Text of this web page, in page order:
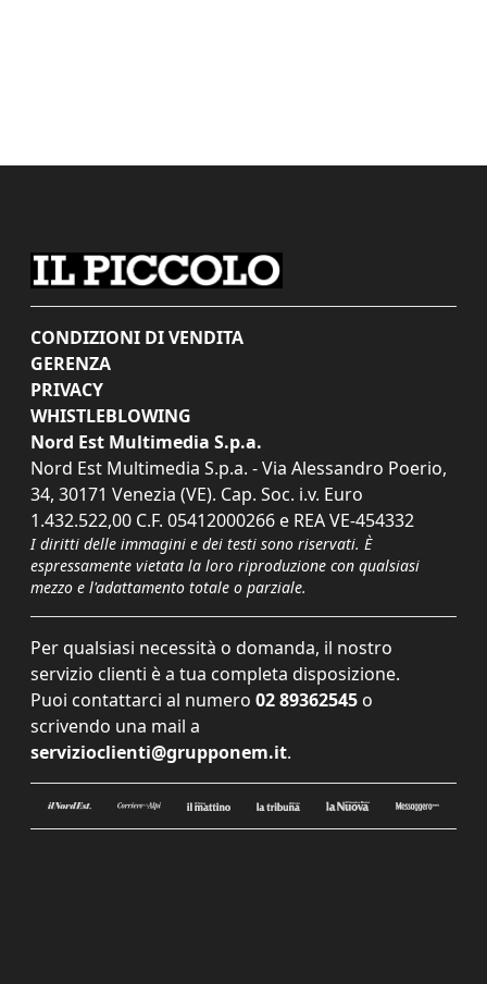
CONDIZIONI DI VENDITA
GERENZA
PRIVACY
WHISTLEBLOWING
Nord Est Multimedia S.p.a.
Nord Est Multimedia S.p.a. - Via Alessandro Poerio,
34, 30171 Venezia (VE). Cap. Soc. i.v. Euro
1.432.522,00 C.F. 05412000266 e REA VE-454332
I diritti delle immagini e dei testi sono riservati. È
espressamente vietata la loro riproduzione con qualsiasi
mezzo e l'adattamento totale o parziale.
Per qualsiasi necessità o domanda, il nostro
servizio clienti è a tua completa disposizione.
Puoi contattarci al numero 02 89362545 o
scrivendo una mail a
servizioclienti@grupponem.it.